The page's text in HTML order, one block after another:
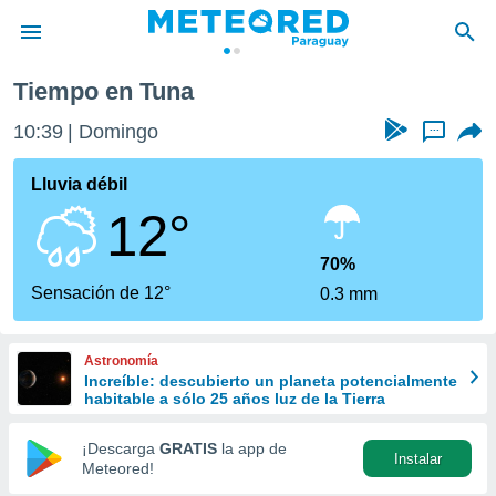
de
ha
para
que se
calidad.
a este
las
y
forma
digital
basada
Tiempo en Tuna
10:39 Domingo ...
Lluvia débil
12°
Sensación de 12°
70%
0.3 mm
Astronomía
Increíble: descubierto un planeta potencialmente
habitable a sólo 25 años luz de la Tierra
¡Descarga GRATIS la app de
Meteored!
Instalar